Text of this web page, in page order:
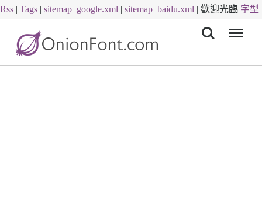
Rss | Tags | sitemap_google.xml | sitemap_baidu.xml | 歡迎光臨 字型